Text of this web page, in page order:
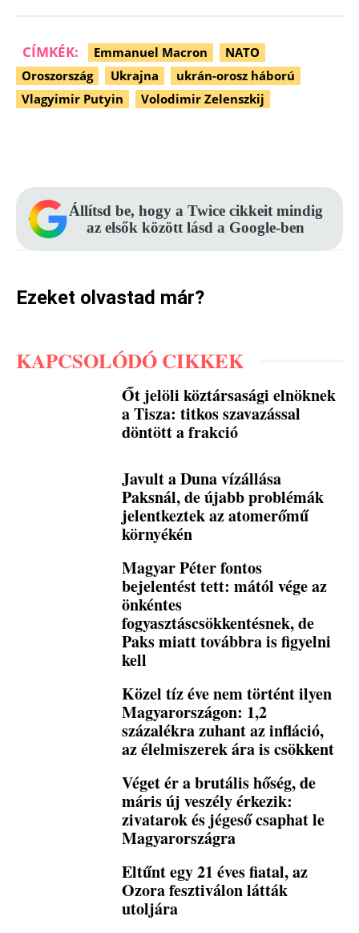
CÍMKÉK: Emmanuel Macron
NATO
Oroszország
Ukrajna
ukrán-orosz háború
Vlagyimir Putyin
Volodimir Zelenszkij
Állítsd be, hogy a Twice cikkeit mindig
az elsők között lásd a Google-ben
Ezeket olvastad már?
KAPCSOLÓDÓ CIKKEK
Őt jelöli köztársasági elnöknek
a Tisza: titkos szavazással
döntött a frakció
Javult a Duna vízállása
Paksnál, de újabb problémák
jelentkeztek az atomerőmű
környékén
Magyar Péter fontos
bejelentést tett: mától vége az
önkéntes
fogyasztáscsökkentésnek, de
Paks miatt továbbra is figyelni
kell
Közel tíz éve nem történt ilyen
Magyarországon: 1,2
százalékra zuhant az infláció,
az élelmiszerek ára is csökkent
Véget ér a brutális hőség, de
máris új veszély érkezik:
zivatarok és jégeső csaphat le
Magyarországra
Eltűnt egy 21 éves fiatal, az
Ozora fesztiválon látták
utoljára